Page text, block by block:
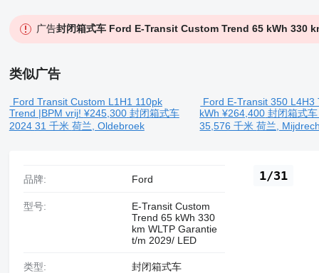
广告封闭箱式车 Ford E-Transit Custom Trend 65 kWh 330
类似广告
Ford Transit Custom L1H1 110pk
Trend |BPM vrij! ¥245,300 封闭箱式车
2024 31 千米 荷兰, Oldebroek
Ford E-Transit 350 L4H3
kWh ¥264,400 封闭箱式
35,576 千米荷兰,
1/31
品牌: Ford
型号:
E-Transit Custom
Trend 65 kWh 330
km WLTP Garantie
t/m 2029/ LED
类型: 封闭箱式车